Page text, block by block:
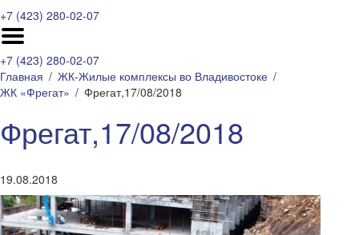
+7 (423) 280-02-07
+7 (423) 280-02-07
Главная
ЖК-Жилые комплексы во Владивостоке
ЖК «Фрегат»
Фрегат,17/08/2018
Фрегат,17/08/2018
19.08.2018